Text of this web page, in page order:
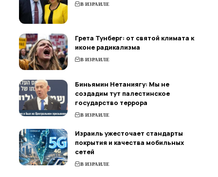
В ИЗРАИЛЕ
Грета Тунберг: от святой климата к
иконе радикализма
В ИЗРАИЛЕ
Биньямин Нетаниягу: Мы не
создадим тут палестинское
государство террора
В ИЗРАИЛЕ
Израиль ужесточает стандарты
покрытия и качества мобильных
сетей
В ИЗРАИЛЕ